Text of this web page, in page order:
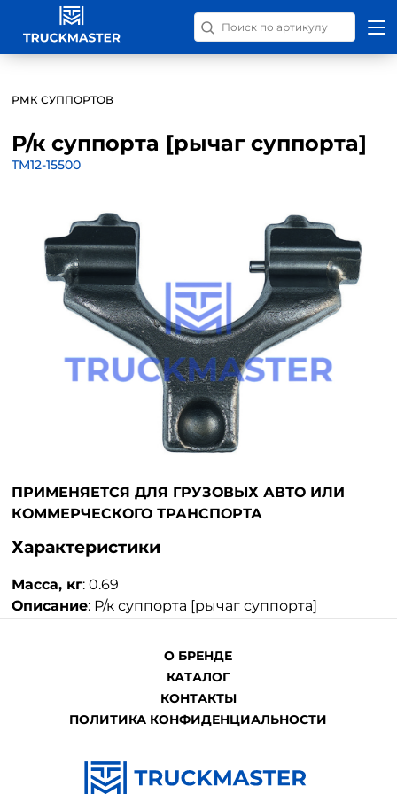
Поиск запчастей по
РМК СУППОРТОВ
Р/к суппорта [рычаг суппорта]
TM12-15500
ПРИМЕНЯЕТСЯ ДЛЯ ГРУЗОВЫХ АВТО ИЛИ
КОММЕРЧЕСКОГО ТРАНСПОРТА
Характеристики
Масса, кг:0.69
Описание: Р/к суппорта [рычаг суппорта]
О БРЕНДЕ
КАТАЛОГ
КОНТАКТЫ
ПОЛИТИКА КОНФИДЕНЦИАЛЬНОСТИ